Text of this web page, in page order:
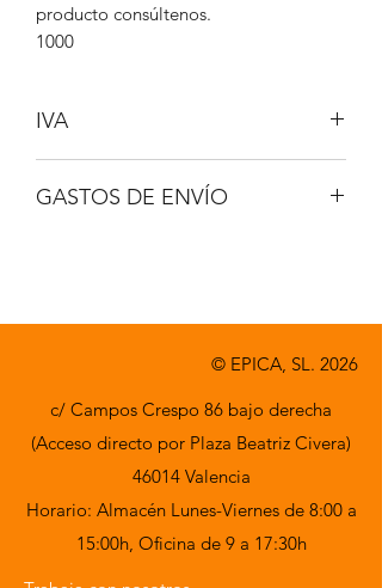
producto consúltenos.
1000
IVA
GASTOS DE ENVÍO
© EPICA, SL. 2026
c/ Campos Crespo 86 bajo derecha
(Acceso directo por Plaza Beatriz Civera)
46014 Valencia
Horario: Almacén Lunes-Viernes de 8:00 a
15:00h, Oficina de 9 a 17:30h